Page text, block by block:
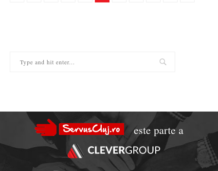
este parte a